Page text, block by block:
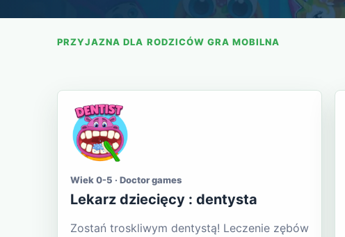
PRZYJAZNA DLA RODZICÓW GRA MOBILNA
Wiek 0-5 · Doctor games
Lekarz dziecięcy : dentysta
Zostań troskliwym dentystą! Leczenie zębów